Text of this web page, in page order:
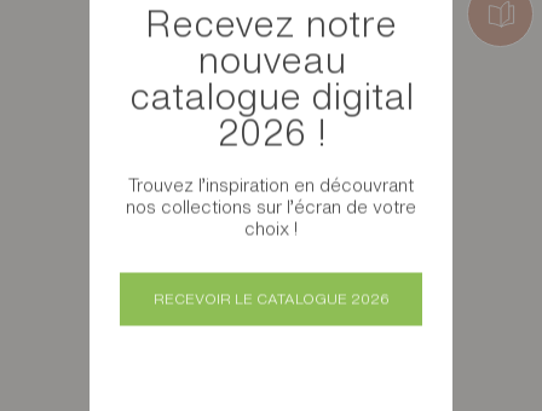
Recevez notre
nouveau
catalogue digital
2026 !
Trouvez l’inspiration en découvrant
nos collections sur l’écran de votre
choix !
RECEVOIR LE CATALOGUE 2026